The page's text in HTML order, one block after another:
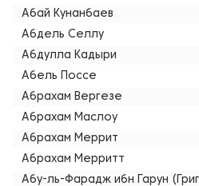
Абай Кунанбаев
Абдель Селлу
Абдулла Кадыри
Абель Поссе
Абрахам Вергезе
Абрахам Маслоу
Абрахам Меррит
Абрахам Мерритт
Абу-ль-Фарадж ибн Гарун